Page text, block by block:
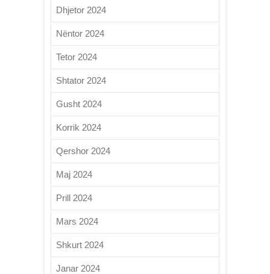
Dhjetor 2024
Nëntor 2024
Tetor 2024
Shtator 2024
Gusht 2024
Korrik 2024
Qershor 2024
Maj 2024
Prill 2024
Mars 2024
Shkurt 2024
Janar 2024